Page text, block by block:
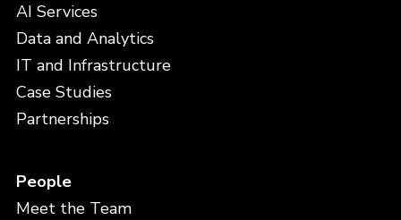
AI Services
Data and Analytics
IT and Infrastructure
Case Studies
Partnerships
People
Meet the Team